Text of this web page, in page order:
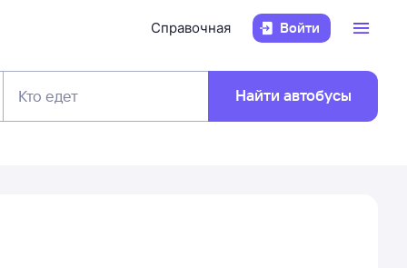
Справочная Войти
Кто едет Найти автобусы